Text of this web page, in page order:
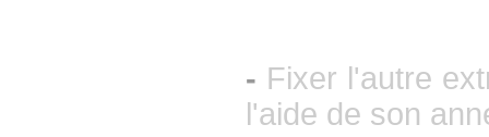
- Fixer l'autre
l'aide de son